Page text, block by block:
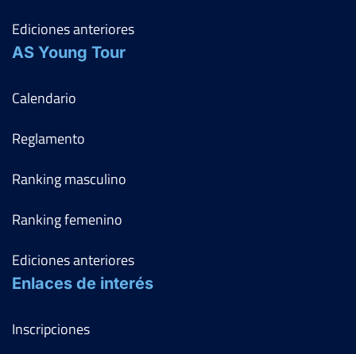
Ediciones anteriores
AS Young Tour
Calendario
Reglamento
Ranking masculino
Ranking femenino
Ediciones anteriores
Enlaces de interés
Inscripciones